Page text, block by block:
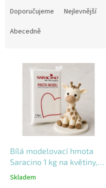
Doporučujeme Nejlevnější
Abecedně
Bílá modelovací hmota
Saracino 1 kg na květiny,
figurky a dekorace
Skladem